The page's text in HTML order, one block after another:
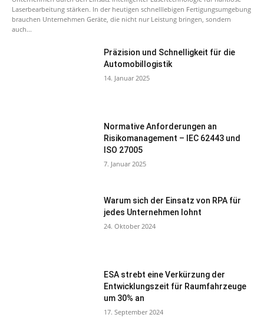
Laserbearbeitung stärken. In der heutigen schnelllebigen Fertigungsumgebung
brauchen Unternehmen Geräte, die nicht nur Leistung bringen, sondern
auch...
Präzision und Schnelligkeit für die
Automobillogistik
14. Januar 2025
Normative Anforderungen an
Risikomanagement – IEC 62443 und
ISO 27005
7. Januar 2025
Warum sich der Einsatz von RPA für
jedes Unternehmen lohnt
24. Oktober 2024
ESA strebt eine Verkürzung der
Entwicklungszeit für Raumfahrzeuge
um 30% an
17. September 2024